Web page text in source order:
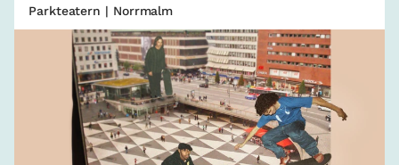
Parkteatern | Norrmalm